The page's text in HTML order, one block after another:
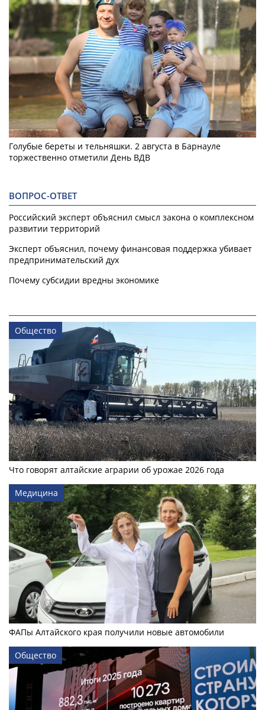
Голубые береты и тельняшки. 2 августа в Барнауле
торжественно отметили День ВДВ
ВОПРОС-ОТВЕТ
Российский эксперт объяснил смысл закона о комплексном
развитии территорий
Эксперт объяснил, почему финансовая поддержка убивает
предпринимательский дух
Почему субсидии вредны экономике
Общество
Что говорят алтайские аграрии об урожае 2026 года
Медицина
ФАПы Алтайского края получили новые автомобили
Общество